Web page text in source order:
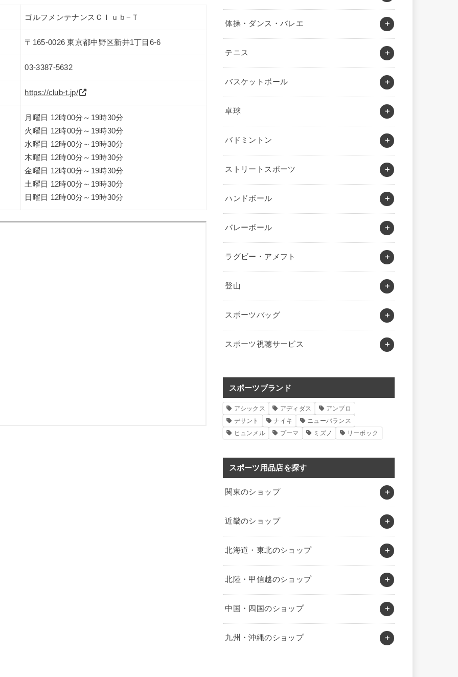
ゴルフメンテナンスＣｌｕｂ−Ｔ
〒165-0026 東京都中野区新井1丁目6-6
03-3387-5632
https://club-t.jp/
月曜日 12時00分～19時30分
火曜日 12時00分～19時30分
水曜日 12時00分～19時30分
木曜日 12時00分～19時30分
金曜日 12時00分～19時30分
土曜日 12時00分～19時30分
日曜日 12時00分～19時30分
体操・ダンス・バレエ
テニス
バスケットボール
卓球
バドミントン
ストリートスポーツ
ハンドボール
バレーボール
ラグビー・アメフト
登山
スポーツバッグ
スポーツ視聴サービス
スポーツブランド
アシックス アディダス
アンブロ
デサント
ナイキ
ニューバランス
ヒュンメル
プーマ ミズノ リーボック
スポーツ用品店を探す
関東のショップ
近畿のショップ
北海道・東北のショップ
北陸・甲信越のショップ
中国・四国のショップ
九州・沖縄のショップ